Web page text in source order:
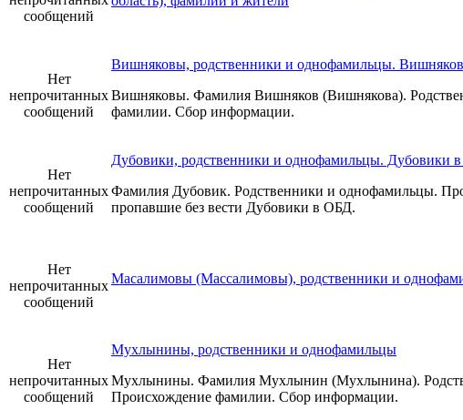
сообщений
Нет
непрочитанных
сообщений
Вишняковы, родственники и однофамильцы.
Вишняковы. Фамилия Вишняков (Вишнякова).
фамилии. Сбор информации.
Нет
непрочитанных
сообщений
Дубовики, родственники и однофамильцы. Дубовики
Фамилия Дубовик. Родственники и однофамильцы.
пропавшие без вести Дубовики в ОБД.
Нет
непрочитанных
сообщений
Масалимовы (Массалимовы), родственники и
Нет
непрочитанных
сообщений
Мухлынины, родственники и однофамильцы
Мухлынины. Фамилия Мухлынин (Мухлынина).
Происхождение фамилии. Сбор информации.